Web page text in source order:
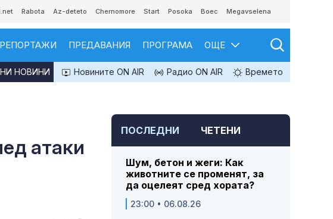
Rabota Az-deteto Chernomore Start Posoka Boec Megavselena
РЕПОРТАЖИ ПРЕДАВАНИЯ ПРОГРАМА ОЩЕ
Новините ON AIR Радио ON AIR Времето
НОВИНИ
атаки
ПОСЛЕДНИ ЧЕТЕНИ
Шум, бетон и жеги: Как
животните се променят, за
да оцелеят сред хората?
23:00 • 06.08.26